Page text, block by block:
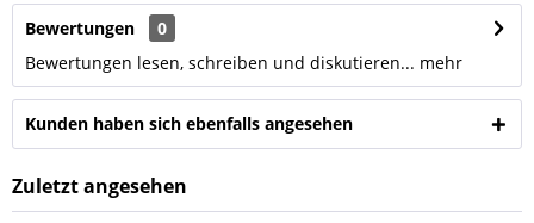
Bewertungen
0
Bewertungen lesen, schreiben und diskutieren... mehr
Kunden haben sich ebenfalls angesehen
Zuletzt angesehen